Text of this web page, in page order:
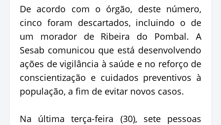
De acordo com o órgão, deste número,
cinco foram descartados, incluindo o de
um morador de Ribeira do Pombal. A
Sesab comunicou que está desenvolvendo
ações de vigilância à saúde e no reforço de
conscientização e cuidados preventivos à
população, a fim de evitar novos casos.
Na última terça-feira (30), sete pessoas